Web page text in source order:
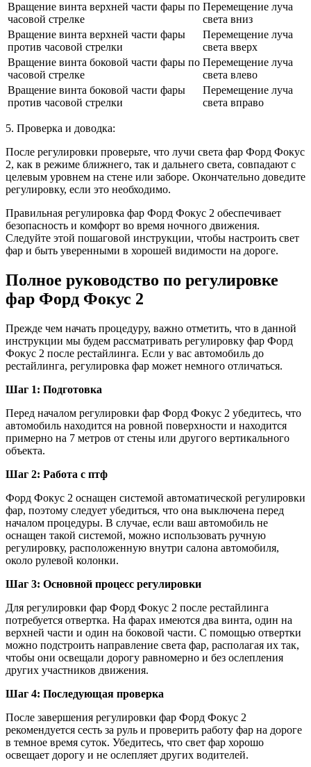
Вращение винта верхней части фары по
часовой стрелке
Перемещение луча
света вниз
Вращение винта верхней части фары
против часовой стрелки
Перемещение луча
света вверх
Вращение винта боковой части фары по
часовой стрелке
Перемещение луча
света влево
Вращение винта боковой части фары
против часовой стрелки
Перемещение луча
света вправо
5. Проверка и доводка:
После регулировки проверьте, что лучи света фар Форд Фокус
2, как в режиме ближнего, так и дальнего света, совпадают с
целевым уровнем на стене или заборе. Окончательно доведите
регулировку, если это необходимо.
Правильная регулировка фар Форд Фокус 2 обеспечивает
безопасность и комфорт во время ночного движения.
Следуйте этой пошаговой инструкции, чтобы настроить свет
фар и быть уверенными в хорошей видимости на дороге.
Полное руководство по регулировке
фар Форд Фокус 2
Прежде чем начать процедуру, важно отметить, что в данной
инструкции мы будем рассматривать регулировку фар Форд
Фокус 2 после рестайлинга. Если у вас автомобиль до
рестайлинга, регулировка фар может немного отличаться.
Шаг 1: Подготовка
Перед началом регулировки фар Форд Фокус 2 убедитесь, что
автомобиль находится на ровной поверхности и находится
примерно на 7 метров от стены или другого вертикального
объекта.
Шаг 2: Работа с птф
Форд Фокус 2 оснащен системой автоматической регулировки
фар, поэтому следует убедиться, что она выключена перед
началом процедуры. В случае, если ваш автомобиль не
оснащен такой системой, можно использовать ручную
регулировку, расположенную внутри салона автомобиля,
около рулевой колонки.
Шаг 3: Основной процесс регулировки
Для регулировки фар Форд Фокус 2 после рестайлинга
потребуется отвертка. На фарах имеются два винта, один на
верхней части и один на боковой части. С помощью отвертки
можно подстроить направление света фар, располагая их так,
чтобы они освещали дорогу равномерно и без ослепления
других участников движения.
Шаг 4: Последующая проверка
После завершения регулировки фар Форд Фокус 2
рекомендуется сесть за руль и проверить работу фар на дороге
в темное время суток. Убедитесь, что свет фар хорошо
освещает дорогу и не ослепляет других водителей.